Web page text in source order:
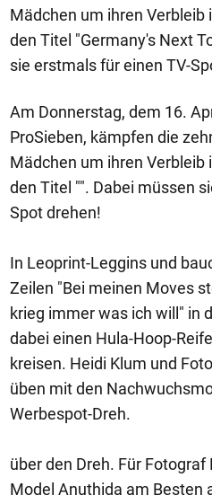
Mädchen um ihren Verbleib
den Titel "Germany's Next
sie erstmals für einen TV-
Am Donnerstag, dem 16.
ProSieben, kämpfen die
Mädchen um ihren Verbleib
den Titel "". Dabei müssen
Spot drehen!
In Leoprint-Leggins und
Zeilen "Bei meinen Moves
krieg immer was ich will" in
dabei einen Hula-Hoop-
kreisen. Heidi Klum und
üben mit den
Werbespot-Dreh.
über den Dreh. Für
Model Anuthida am Besten